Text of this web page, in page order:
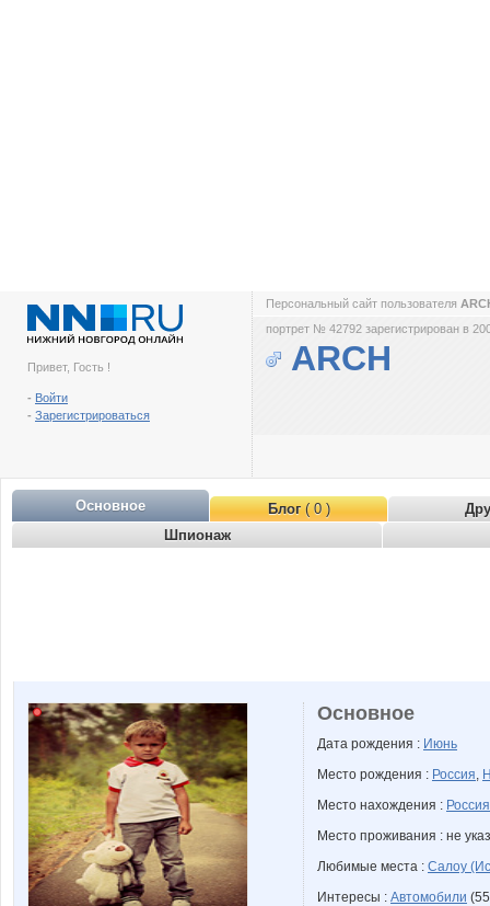
Привет, Гость !
- Войти
- Зарегистрироваться
Персональный сайт пользователя
портрет № 42792 зарегистрирован в
ARCH
Основное Блог( 0 )
Шпионаж
Основное
Дата рождения : Июнь
Место рождения : Россия,
Место нахождения : Россия
Место проживания : не
Любимые места : Салоу
Интересы : Автомобили